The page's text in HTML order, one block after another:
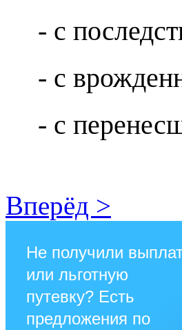
- с
- с
- с
Вперёд >
Не получили
или льготную
путевку? Есть
предложения по